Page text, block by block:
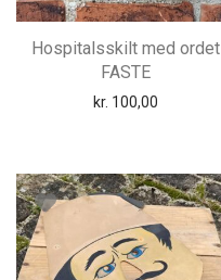
Hospitalsskilt med ordet
FASTE
kr. 100,00